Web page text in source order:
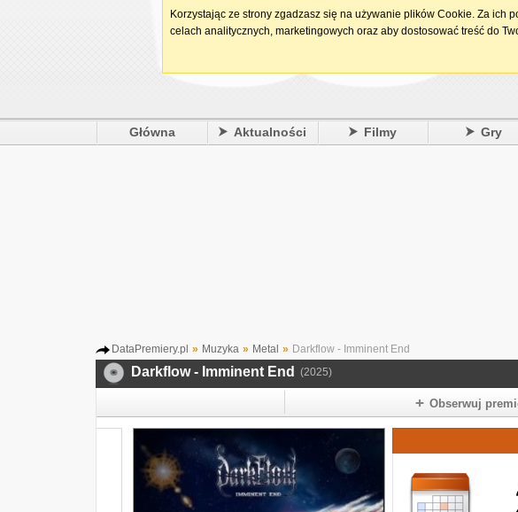
Główna Aktualności Filmy Gry
DataPremiery.pl » Muzyka » Metal » Darkflow - Imminent End
Darkflow - Imminent End (2025)
Obserwuj
Korzystając ze strony zgadzasz się na używanie plików Cookie. Za ich
celach analitycznych, marketingowych oraz aby dostosować treść do